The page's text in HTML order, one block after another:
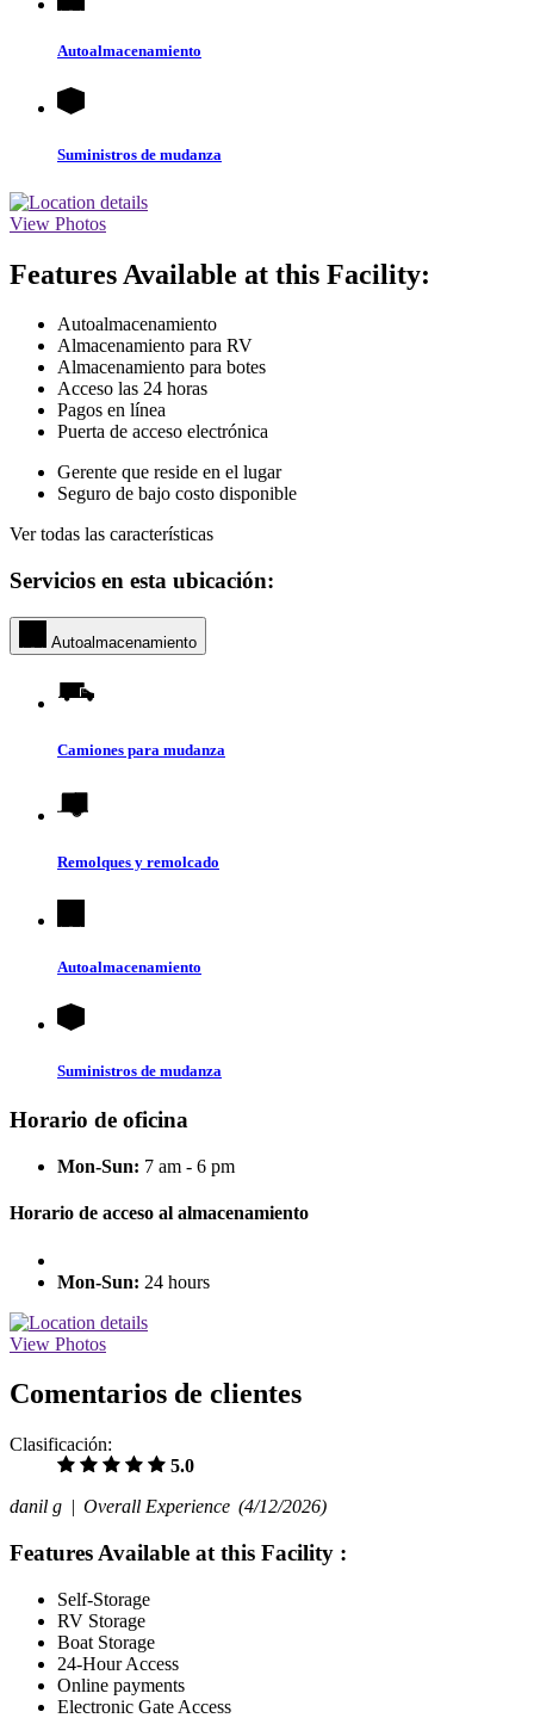
Autoalmacenamiento
Suministros de mudanza
View Photos
Features Available at this Facility:
Autoalmacenamiento
Almacenamiento para RV
Almacenamiento para botes
Acceso las 24 horas
Pagos en línea
Puerta de acceso electrónica
Gerente que reside en el lugar
Seguro de bajo costo disponible
Ver todas las características
Servicios en esta ubicación:
Autoalmacenamiento
Camiones para mudanza
Remolques y remolcado
Autoalmacenamiento
Suministros de mudanza
Horario de oficina
Mon-Sun: 7 am - 6 pm
Horario de acceso al almacenamiento
Mon-Sun: 24 hours
View Photos
Comentarios de clientes
Clasificación:
5.0
danil g | Overall Experience (4/12/2026)
Features Available at this Facility :
Self-Storage
RV Storage
Boat Storage
24-Hour Access
Online payments
Electronic Gate Access